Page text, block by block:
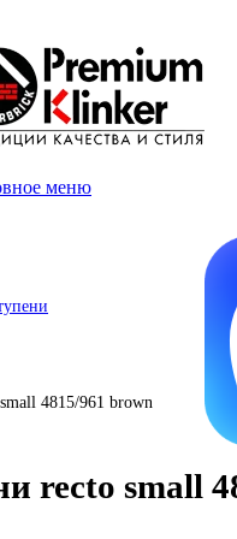
меню
4815/961 brown
recto small